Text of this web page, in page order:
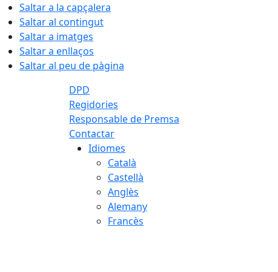
Saltar a la capçalera
Saltar al contingut
Saltar a imatges
Saltar a enllaços
Saltar al peu de pàgina
DPD
Regidories
Responsable de Premsa
Contactar
Idiomes
Català
Castellà
Anglès
Alemany
Francès